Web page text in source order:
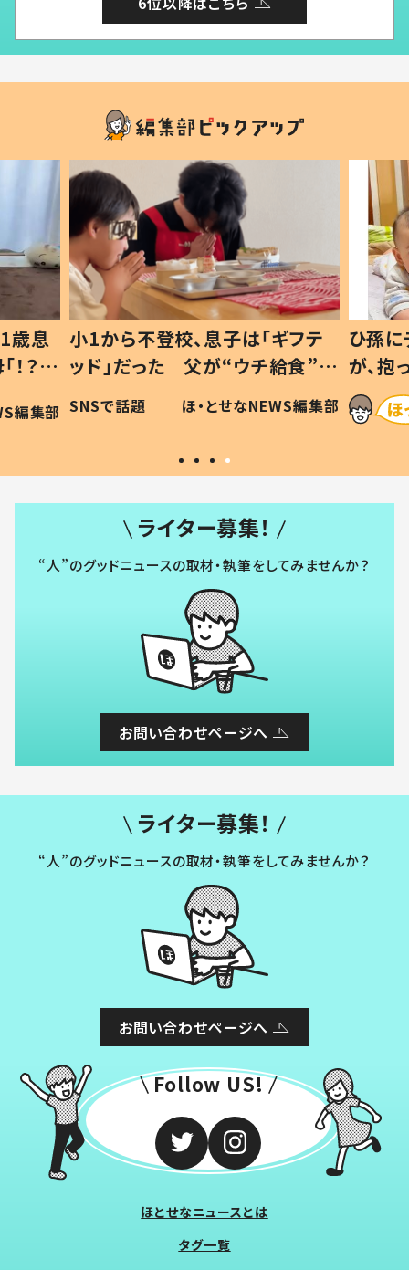
歳息
？」
編集部
小1から不登校、息子は「ギフテ
ッド」だった 父が“ウチ給食”を
作り続ける理由とは #令和の親
#令和の子
SNSで話題 ほ・とせなNEWS編集部
ひ孫
が、
「涙が
い」
ライター募集！
“人”のグッドニュースの取材・執筆をしてみませんか？
お問い合わせページへ
ライター募集！
“人”のグッドニュースの取材・執筆をしてみませんか？
お問い合わせページへ
Follow US!
ほとせなニュースとは
タグ一覧